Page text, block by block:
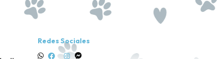
Redes Sociales